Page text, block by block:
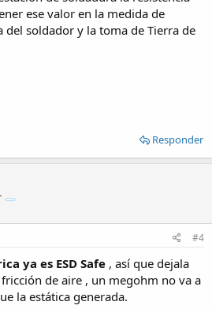
ese valor en la medida de
del soldador y la toma de Tierra de
Responder
#4
ya es ESD Safe , así que dejala
de aire , un megohm no va a
la estática generada.